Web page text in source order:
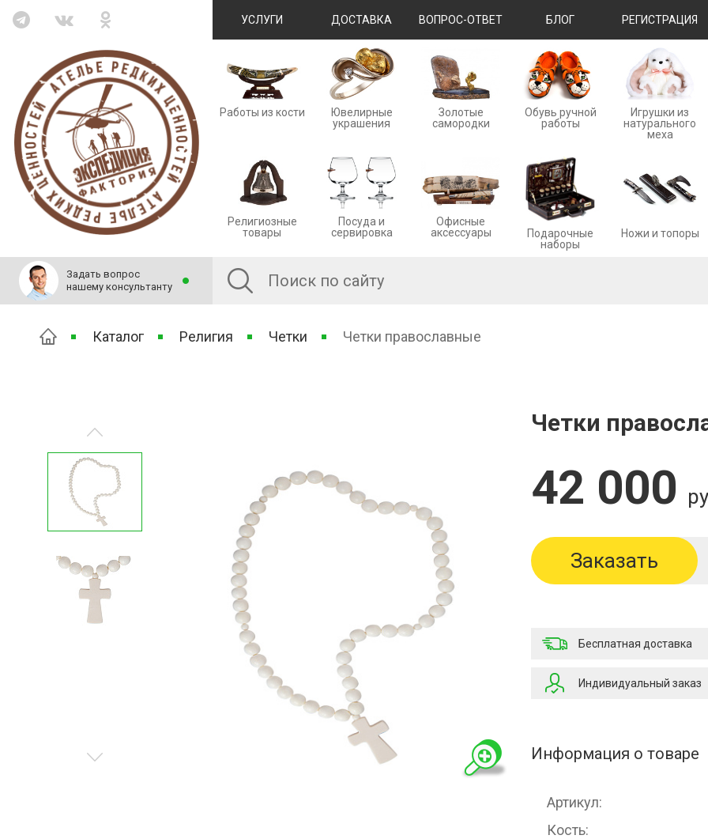
УСЛУГИ ДОСТАВКА ВОПРОС-ОТВЕТ БЛОГ РЕГИСТРАЦИЯ
Работы из кости
Ювелирные
украшения
Золотые
cамородки
Обувь ручной
работы
Игрушки из
натурального
меха
Религиозные
товары
Посуда и
сервировка
Офисные
аксессуары
Подарочные
наборы
Ножи и топоры
Задать вопрос
нашему консультанту
Каталог Религия Четки Четки православные
Четки
42 000
Заказать
Бесплатная доставка
Индивидуальный заказ
Информация о товаре
Артикул
Кость